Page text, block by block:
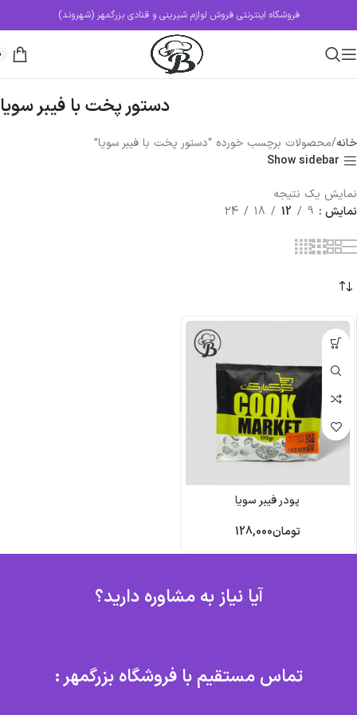
فروشگاه اینترنتی فروش لوازم شیرینی و قنادی بزرگمهر (شهروند)
دستور پخت با فیبر سویا
خانه محصولات برچسب خورده “دستور پخت با فیبر سویا”
Show sidebar
نمایش یک نتیجه
نمایش
9
12
18
24
پودر فیبر سویا
تومان128,000
آیا نیاز به مشاوره دارید؟
تماس مستقیم با فروشگاه بزرگمهر :